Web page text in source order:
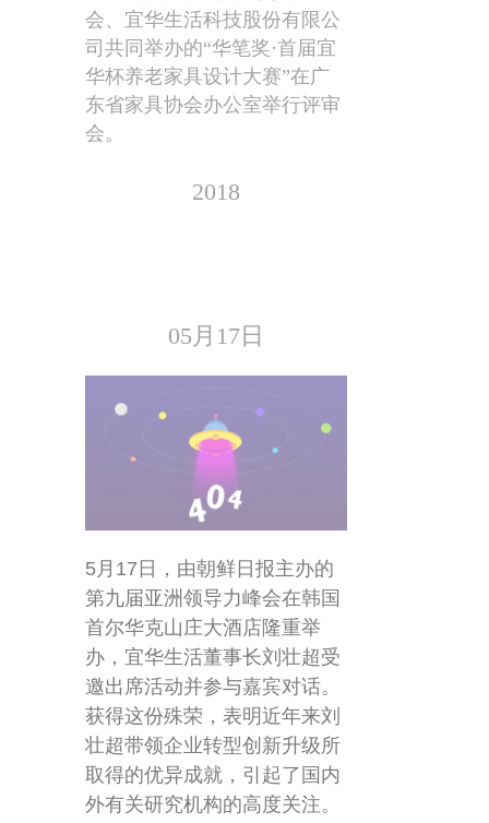
会、宜华生活科技股份有限公
司共同举办的“华笔奖·首届宜
华杯养老家具设计大赛”在广
东省家具协会办公室举行评审
会。
2018
05月17日
5 月 17 日，由朝鲜日报主办的
第九届亚洲领导力峰会在韩国
首尔华克山庄大酒店隆重举
办，宜华生活董事长刘壮超受
邀出席活动并参与嘉宾对话。
获得这份殊荣，表明近年来刘
壮超带领企业转型创新升级所
取得的优异成就，引起了国内
外有关研究机构的高度关注。